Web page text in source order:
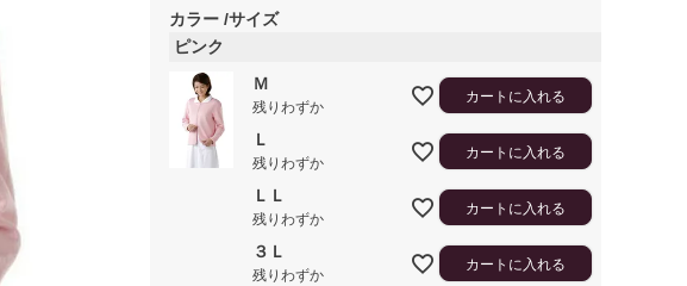
カラー サイズ
ピンク
Ｍ
残りわずか
カートに入れる
Ｌ
残りわずか
カートに入れる
ＬＬ
残りわずか
カートに入れる
３Ｌ
残りわずか
カートに入れる